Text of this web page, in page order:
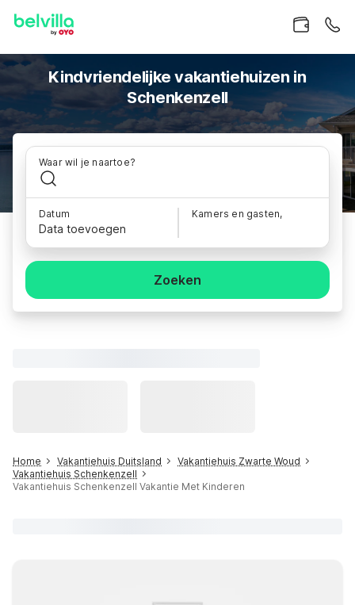
Kindvriendelijke vakantiehuizen in
Schenkenzell
Waar wil je naartoe?
Datum
Data toevoegen
Kamers en gasten,
Zoeken
Home Vakantiehuis Duitsland
Vakantiehuis Zwarte Woud
Vakantiehuis Schenkenzell
Vakantiehuis Schenkenzell Vakantie Met Kinderen